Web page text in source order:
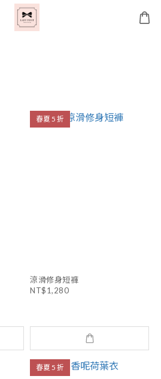
春夏 5 折
涼滑修身短褲
NT$1,280
春夏 5 折